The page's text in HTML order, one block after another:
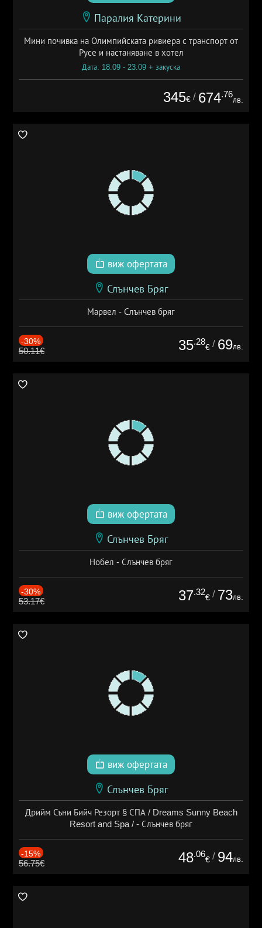
Паралия Катерини
Мини почивка на Олимпийската ривиера с транспорт от
Русе и настаняване в хотел
Дата: 18.09 - 23.09 + закуска
345€ / 674.76
лв.
виж офертата
Слънчев Бряг
Марвел - Слънчев бряг
-30%
50.11€ 35.28
€ / 69лв.
виж офертата
Слънчев Бряг
Нобел - Слънчев бряг
-30%
53.17€ 37.32
€ / 73лв.
виж офертата
Слънчев Бряг
Дрийм Съни Бийч Резорт § СПА / Dreams Sunny Beach
Resort and Spa / - Слънчев бряг
-15%
56.75€ 48.06
€ / 94лв.